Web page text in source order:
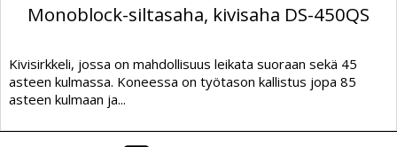
Monoblock-siltasaha, kivisaha DS-450QS
Kivisirkkeli, jossa on mahdollisuus leikata suoraan sekä 45
asteen kulmassa. Koneessa on työtason kallistus jopa 85
asteen kulmaan ja...